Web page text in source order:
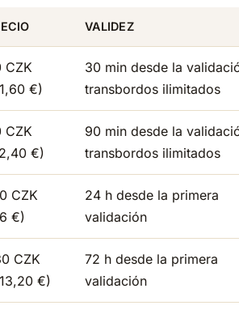
VALIDEZ
CZK
€)
30 min desde la
transbordos ilimitados
CZK
€)
90 min desde la
transbordos ilimitados
CZK
€)
24 h desde la primera
validación
CZK
€)
72 h desde la primera
validación